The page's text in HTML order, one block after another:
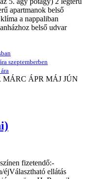
apartmanok belső
a nappaliban
belső udvar
szeptemberben
MÁRC ÁPR MÁJ JÚN
fizetendő:-
ellátás